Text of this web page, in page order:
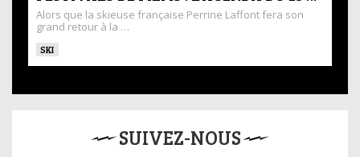
Alors que la skieuse française Perrine Laffont fera son
grand retour à la …
SKI
SUIVEZ-NOUS